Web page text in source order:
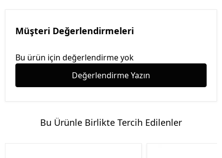
Müşteri Değerlendirmeleri
Bu ürün için değerlendirme yok
Değerlendirme Yazın
Bu Ürünle Birlikte Tercih Edilenler